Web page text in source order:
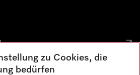
zu Cookies, die
bedürfen